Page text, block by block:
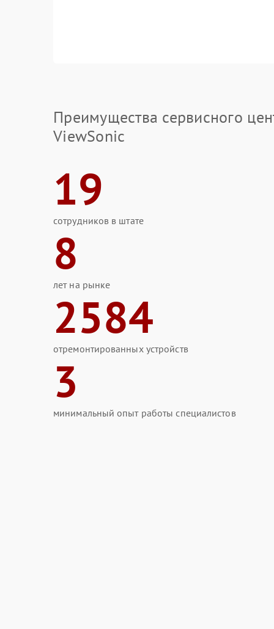
Преимущества сервисного
ViewSonic
19
сотрудников в штате
8
лет на рынке
2584
отремонтированных устройств
3
минимальный опыт работы специалистов